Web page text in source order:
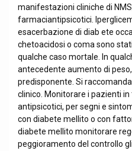
manifestazioni cliniche di
farmaciantipsicotici.
esacerbazione di diab ete
chetoacidosi o coma sono
qualche caso mortale. In
antecedente aumento di
predisponente. Si
clinico. Monitorare i pazienti
antipsicotici, per segni e
con diabete mellito o con
diabete mellito monitorare
peggioramento del controllo